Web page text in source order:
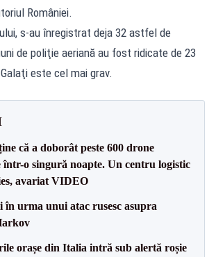
României.
s-au înregistrat deja 32 astfel de
de poliţie aeriană au fost ridicate de 23
este cel mai grav.
că a doborât peste 600 drone
într-o singură noapte. Un centru logistic
avariat VIDEO
în urma unui atac rusesc asupra
orașe din Italia intră sub alertă roșie